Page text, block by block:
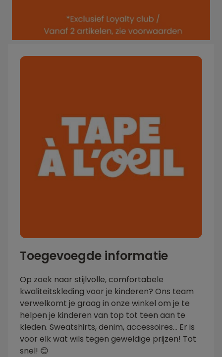
Toegevoegde informatie
Op zoek naar stijlvolle, comfortabele
kwaliteitskleding voor je kinderen? Ons team
verwelkomt je graag in onze winkel om je te
helpen je kinderen van top tot teen aan te
kleden. Sweatshirts, denim, accessoires... Er is
voor elk wat wils tegen geweldige prijzen! Tot
snel! 😊